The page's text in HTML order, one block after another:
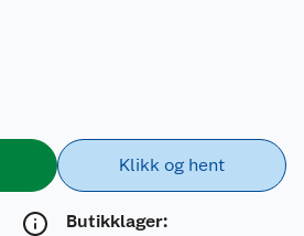
Klikk og hent
Butikklager: